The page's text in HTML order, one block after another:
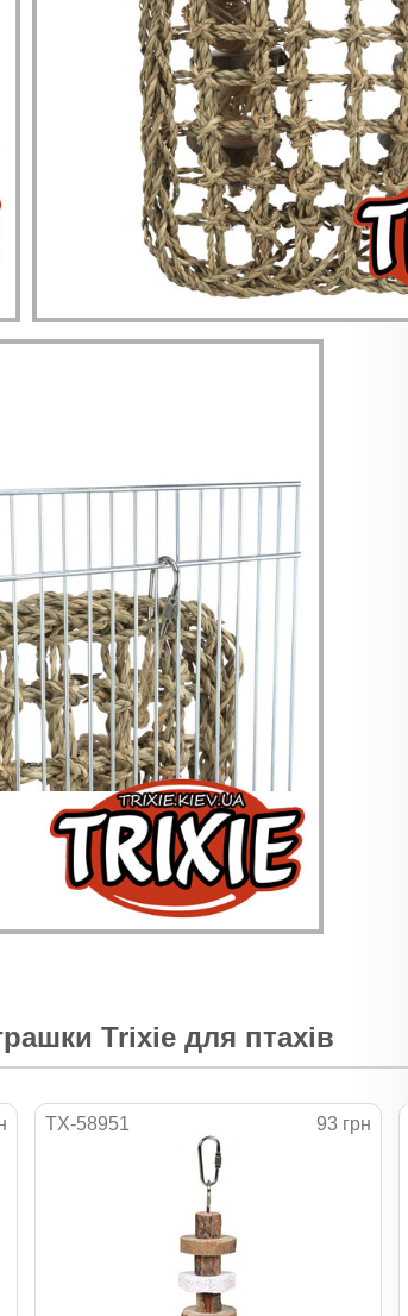
Trixie для птахів
TX-58951 93 грн